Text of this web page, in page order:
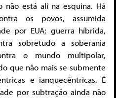
está ali na esquina. Há
os povos, assumida
por EUA; guerra híbrida,
sobretudo a soberania
o mundo multipolar,
que não mais se submente
e ianquecêntricas. É
por subtração ainda não